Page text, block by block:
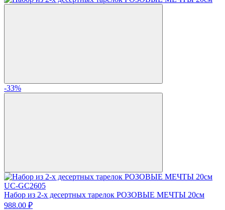
-33%
UC-GC2605
Набор из 2-х десертных тарелок РОЗОВЫЕ МЕЧТЫ 20см
988.00 ₽